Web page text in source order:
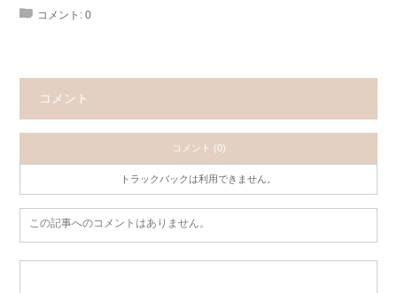
コメント: 0
コメント
コメント (0)
トラックバックは利用できません。
この記事へのコメントはありません。